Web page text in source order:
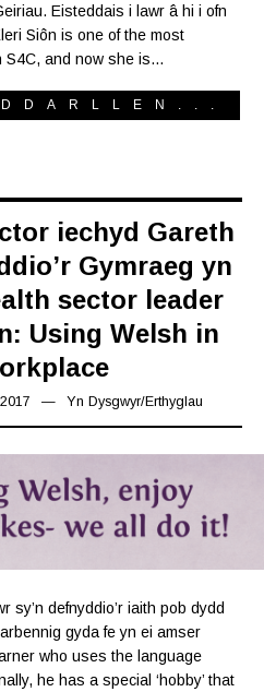
Eisteddais i lawr â hi i ofn
Siôn is one of the most
S4C, and now she is…
iechyd Gareth
Gymraeg yn
sector leader
Using Welsh in
16/03/2019
Yn Dysgwyr/Erthyglau
sy’n defnyddio’r iaith pob dydd
gyda fe yn ei amser
who uses the language
he has a special ‘hobby’ that